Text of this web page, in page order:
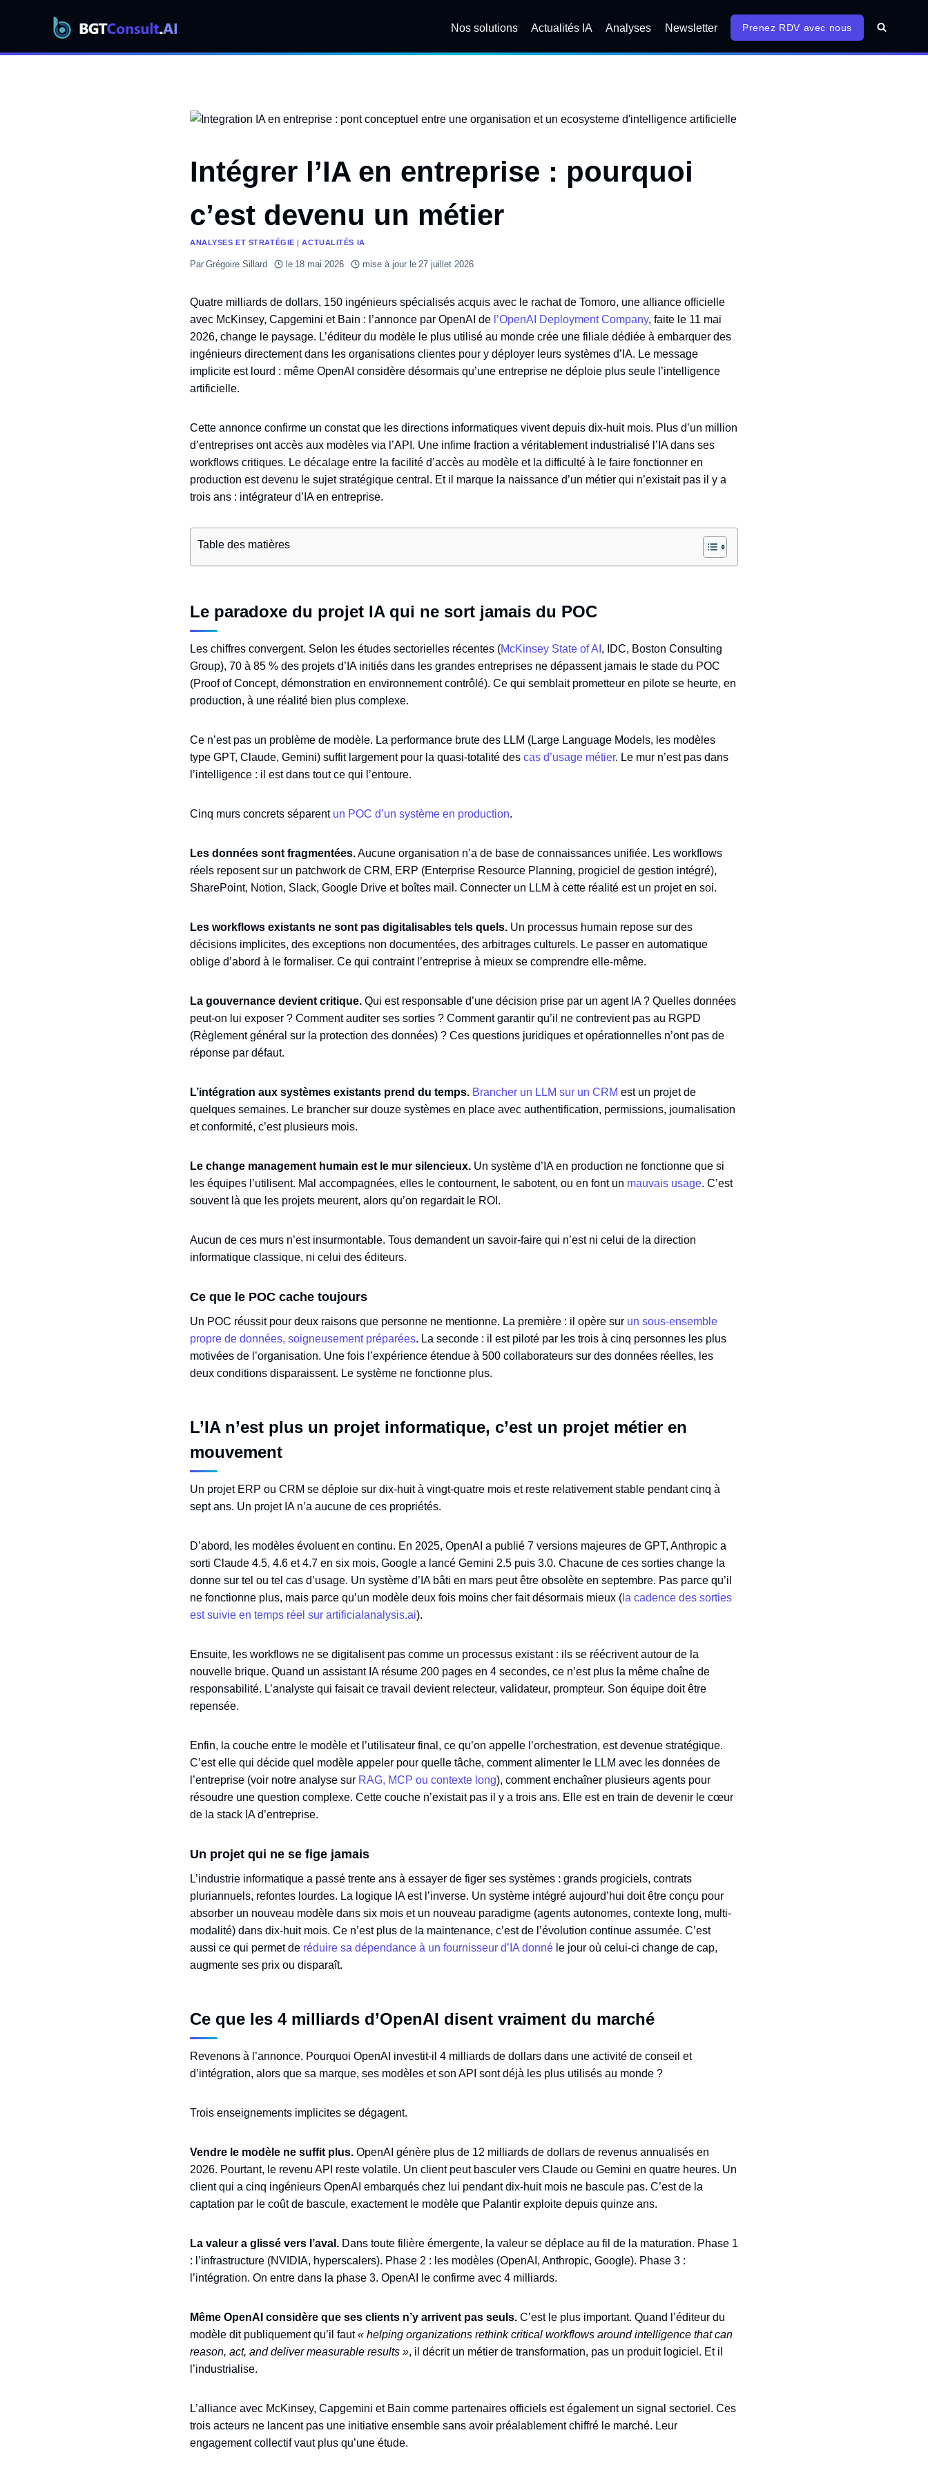
Nos solutions Actualités IA Analyses Newsletter Prenez RDV avec nous
Intégrer l’IA en entreprise : pourquoi
c’est devenu un métier
ANALYSES ET STRATÉGIE |ACTUALITÉS IA
Par Grégoire Sillard le 18 mai 2026 mise à jour le 27 juillet 2026
Quatre milliards de dollars, 150 ingénieurs spécialisés acquis avec le rachat de Tomoro, une alliance officielle
avec McKinsey, Capgemini et Bain : l’annonce par OpenAI de l’OpenAI Deployment Company, faite le 11 mai
2026, change le paysage. L’éditeur du modèle le plus utilisé au monde crée une filiale dédiée à embarquer des
ingénieurs directement dans les organisations clientes pour y déployer leurs systèmes d’IA. Le message
implicite est lourd : même OpenAI considère désormais qu’une entreprise ne déploie plus seule l’intelligence
artificielle.
Cette annonce confirme un constat que les directions informatiques vivent depuis dix-huit mois. Plus d’un million
d’entreprises ont accès aux modèles via l’API. Une infime fraction a véritablement industrialisé l’IA dans ses
workflows critiques. Le décalage entre la facilité d’accès au modèle et la difficulté à le faire fonctionner en
production est devenu le sujet stratégique central. Et il marque la naissance d’un métier qui n’existait pas il y a
trois ans : intégrateur d’IA en entreprise.
Table des matières
Le paradoxe du projet IA qui ne sort jamais du POC
Les chiffres convergent. Selon les études sectorielles récentes (McKinsey State of AI , IDC, Boston Consulting
Group), 70 à 85 % des projets d’IA initiés dans les grandes entreprises ne dépassent jamais le stade du POC
(Proof of Concept, démonstration en environnement contrôlé). Ce qui semblait prometteur en pilote se heurte, en
production, à une réalité bien plus complexe.
Ce n’est pas un problème de modèle. La performance brute des LLM (Large Language Models, les modèles
type GPT, Claude, Gemini) suffit largement pour la quasi-totalité des cas d’usage métier. Le mur n’est pas dans
l’intelligence : il est dans tout ce qui l’entoure.
Cinq murs concrets séparent un POC d’un système en production.
Les données sont fragmentées.Aucune organisation n’a de base de connaissances unifiée. Les workflows
réels reposent sur un patchwork de CRM, ERP (Enterprise Resource Planning, progiciel de gestion intégré),
SharePoint, Notion, Slack, Google Drive et boîtes mail. Connecter un LLM à cette réalité est un projet en soi.
Les workflows existants ne sont pas digitalisables tels quels. Un processus humain repose sur des
décisions implicites, des exceptions non documentées, des arbitrages culturels. Le passer en automatique
oblige d’abord à le formaliser. Ce qui contraint l’entreprise à mieux se comprendre elle-même.
La gouvernance devient critique. Qui est responsable d’une décision prise par un agent IA ? Quelles données
peut-on lui exposer ? Comment auditer ses sorties ? Comment garantir qu’il ne contrevient pas au RGPD
(Règlement général sur la protection des données) ? Ces questions juridiques et opérationnelles n’ont pas de
réponse par défaut.
L’intégration aux systèmes existants prend du temps. Brancher un LLM sur un CRM est un projet de
quelques semaines. Le brancher sur douze systèmes en place avec authentification, permissions, journalisation
et conformité, c’est plusieurs mois.
Le change management humain est le mur silencieux. Un système d’IA en production ne fonctionne que si
les équipes l’utilisent. Mal accompagnées, elles le contournent, le sabotent, ou en font un mauvais usage. C’est
souvent là que les projets meurent, alors qu’on regardait le ROI.
Aucun de ces murs n’est insurmontable. Tous demandent un savoir-faire qui n’est ni celui de la direction
informatique classique, ni celui des éditeurs.
Ce que le POC cache toujours
Un POC réussit pour deux raisons que personne ne mentionne. La première : il opère sur un sous-ensemble
propre de données, soigneusement préparées. La seconde : il est piloté par les trois à cinq personnes les plus
motivées de l’organisation. Une fois l’expérience étendue à 500 collaborateurs sur des données réelles, les
deux conditions disparaissent. Le système ne fonctionne plus.
L’IA n’est plus un projet informatique, c’est un projet métier en
mouvement
Un projet ERP ou CRM se déploie sur dix-huit à vingt-quatre mois et reste relativement stable pendant cinq à
sept ans. Un projet IA n’a aucune de ces propriétés.
D’abord, les modèles évoluent en continu. En 2025, OpenAI a publié 7 versions majeures de GPT, Anthropic a
sorti Claude 4.5, 4.6 et 4.7 en six mois, Google a lancé Gemini 2.5 puis 3.0. Chacune de ces sorties change la
donne sur tel ou tel cas d’usage. Un système d’IA bâti en mars peut être obsolète en septembre. Pas parce qu’il
ne fonctionne plus, mais parce qu’un modèle deux fois moins cher fait désormais mieux ( la cadence des sorties
est suivie en temps réel sur artificialanalysis.ai).
Ensuite, les workflows ne se digitalisent pas comme un processus existant : ils se réécrivent autour de la
nouvelle brique. Quand un assistant IA résume 200 pages en 4 secondes, ce n’est plus la même chaîne de
responsabilité. L’analyste qui faisait ce travail devient relecteur, validateur, prompteur. Son équipe doit être
repensée.
Enfin, la couche entre le modèle et l’utilisateur final, ce qu’on appelle l’orchestration, est devenue stratégique.
C’est elle qui décide quel modèle appeler pour quelle tâche, comment alimenter le LLM avec les données de
l’entreprise (voir notre analyse sur RAG, MCP ou contexte long), comment enchaîner plusieurs agents pour
résoudre une question complexe. Cette couche n’existait pas il y a trois ans. Elle est en train de devenir le cœur
de la stack IA d’entreprise.
Un projet qui ne se fige jamais
L’industrie informatique a passé trente ans à essayer de figer ses systèmes : grands progiciels, contrats
pluriannuels, refontes lourdes. La logique IA est l’inverse. Un système intégré aujourd’hui doit être conçu pour
absorber un nouveau modèle dans six mois et un nouveau paradigme (agents autonomes, contexte long, multi-
modalité) dans dix-huit mois. Ce n’est plus de la maintenance, c’est de l’évolution continue assumée. C’est
aussi ce qui permet de réduire sa dépendance à un fournisseur d’IA donné le jour où celui-ci change de cap,
augmente ses prix ou disparaît.
Ce que les 4 milliards d’OpenAI disent vraiment du marché
Revenons à l’annonce. Pourquoi OpenAI investit-il 4 milliards de dollars dans une activité de conseil et
d’intégration, alors que sa marque, ses modèles et son API sont déjà les plus utilisés au monde ?
Trois enseignements implicites se dégagent.
Vendre le modèle ne suffit plus. OpenAI génère plus de 12 milliards de dollars de revenus annualisés en
2026. Pourtant, le revenu API reste volatile. Un client peut basculer vers Claude ou Gemini en quatre heures. Un
client qui a cinq ingénieurs OpenAI embarqués chez lui pendant dix-huit mois ne bascule pas. C’est de la
captation par le coût de bascule, exactement le modèle que Palantir exploite depuis quinze ans.
La valeur a glissé vers l’aval. Dans toute filière émergente, la valeur se déplace au fil de la maturation. Phase 1
: l’infrastructure (NVIDIA, hyperscalers). Phase 2 : les modèles (OpenAI, Anthropic, Google). Phase 3 :
l’intégration. On entre dans la phase 3. OpenAI le confirme avec 4 milliards.
Même OpenAI considère que ses clients n’y arrivent pas seuls. C’est le plus important. Quand l’éditeur du
modèle dit publiquement qu’il faut« helping organizations rethink critical workflows around intelligence that can
reason, act, and deliver measurable results », il décrit un métier de transformation, pas un produit logiciel. Et il
l’industrialise.
L’alliance avec McKinsey, Capgemini et Bain comme partenaires officiels est également un signal sectoriel. Ces
trois acteurs ne lancent pas une initiative ensemble sans avoir préalablement chiffré le marché. Leur
engagement collectif vaut plus qu’une étude.